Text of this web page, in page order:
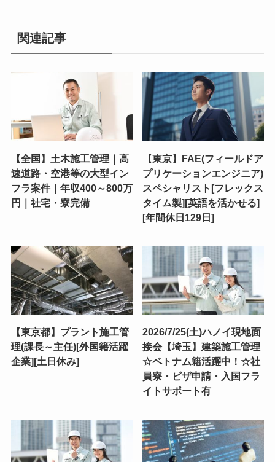
関連記事
【全国】土木施工管理｜高
速道路・空港等の大型イン
フラ案件｜年収400～800万
円｜社宅・寮完備
【東京】FAE(フィールドア
プリケーションエンジニア)
スペシャリスト[フレックス
タイム製][英語を活かせる]
[年間休日129日]
【東京都】プラント施工管
理(課長～主任)[外国籍活躍
企業][土日休み]
2026/7/25(土)ハノイ現地面
接会【埼玉】建築施工管理
☆ベトナム籍活躍中！☆社
員寮・ビザ申請・入国フラ
イトサポート有